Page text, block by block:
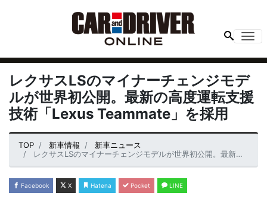
レクサスLSのマイナーチェンジモデ
ルが世界初公開。最新の高度運転支援
技術「Lexus Teammate」を採用
TOP 新車情報
新車ニュース
レクサスLSのマイナーチェンジモデルが世界初公開。最新の高度運転支援技術「Lexus Teammate」を採用
Facebook X Hatena Pocket LINE